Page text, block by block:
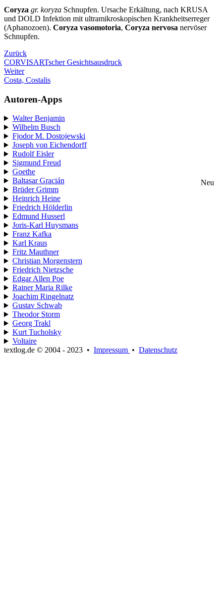
Coryza gr. koryza Schnupfen. Ursache Erkältung, nach KRUSA
und DOLD Infektion mit ultramikroskopischen Krankheitserreger
(Aphanozoen). Coryza vasomotoria, Coryza nervosa nervöser
Schnupfen.
Zurück
CORVISARTscher Gesichtsausdruck
Weiter
Costa, Costalis
Autoren-Apps
Walter Benjamin
Wilhelm Busch
Fjodor M. Dostojewski
Joseph von Eichendorff
Rudolf Eisler
Sigmund Freud
Goethe
Baltasar Gracián
Neu
Brüder Grimm
Heinrich Heine
Friedrich Hölderlin
Edmund Husserl
Joris-Karl Huysmans
Franz Kafka
Karl Kraus
Fritz Mauthner
Christian Morgenstern
Friedrich Nietzsche
Edgar Allen Poe
Rainer Maria Rilke
Joachim Ringelnatz
Gustav Schwab
Theodor Storm
Georg Trakl
Kurt Tucholsky
Voltaire
textlog.de © 2004 - 2023 • Impressum • Datenschutz